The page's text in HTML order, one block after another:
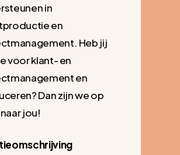
in
en
Heb jij
voor klant- en
en
Dan zijn we op
jou!